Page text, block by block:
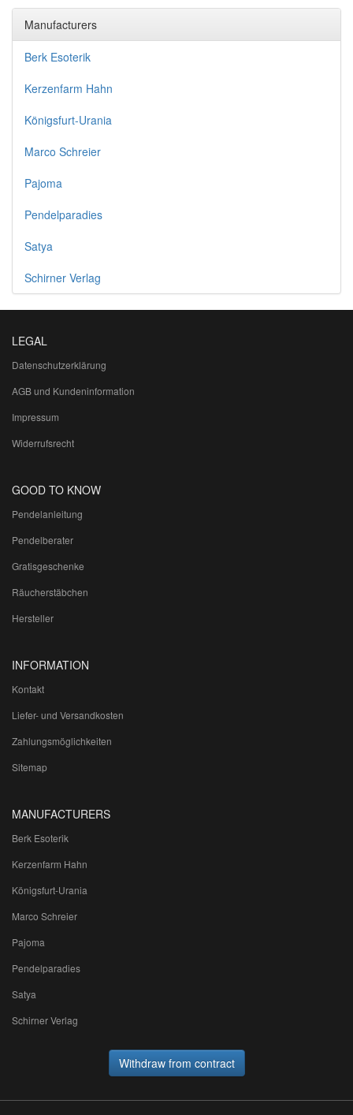
Manufacturers
Berk Esoterik
Kerzenfarm Hahn
Königsfurt-Urania
Marco Schreier
Pajoma
Pendelparadies
Satya
Schirner Verlag
LEGAL
Datenschutzerklärung
AGB und Kundeninformation
Impressum
Widerrufsrecht
GOOD TO KNOW
Pendelanleitung
Pendelberater
Gratisgeschenke
Räucherstäbchen
Hersteller
INFORMATION
Kontakt
Liefer- und Versandkosten
Zahlungsmöglichkeiten
Sitemap
MANUFACTURERS
Berk Esoterik
Kerzenfarm Hahn
Königsfurt-Urania
Marco Schreier
Pajoma
Pendelparadies
Satya
Schirner Verlag
Withdraw from contract